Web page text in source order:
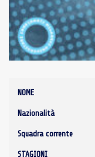
NOME
Nazionalità
Squadra corrente
STAGIONI